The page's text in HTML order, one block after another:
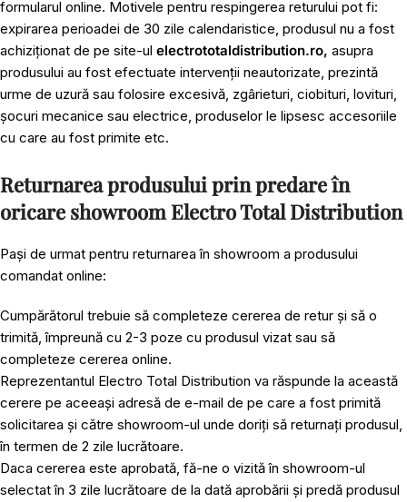
formularul online. Motivele pentru respingerea returului pot fi:
expirarea perioadei de 30 zile calendaristice, produsul nu a fost
achiziționat de pe site-ul electrototaldistribution.ro, asupra
produsului au fost efectuate intervenții neautorizate, prezintă
urme de uzură sau folosire excesivă, zgârieturi, ciobituri, lovituri,
șocuri mecanice sau electrice, produselor le lipsesc accesoriile
cu care au fost primite etc.
Returnarea produsului prin predare în
oricare showroom Electro Total Distribution
Pași de urmat pentru returnarea în showroom a produsului
comandat online:
Cumpărătorul trebuie să completeze cererea de retur și să o
trimită, împreună cu 2-3 poze cu produsul vizat sau să
completeze cererea online.
Reprezentantul Electro Total Distribution va răspunde la această
cerere pe aceeași adresă de e-mail de pe care a fost primită
solicitarea și către showroom-ul unde doriți să returnați produsul,
în termen de 2 zile lucrătoare.
Daca cererea este aprobată, fă-ne o vizită în showroom-ul
selectat în 3 zile lucrătoare de la dată aprobării și predă produsul